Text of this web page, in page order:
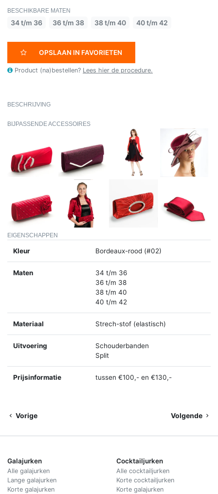
BESCHIKBARE MATEN
34 t/m 36 36 t/m 38 38 t/m 40 40 t/m 42
OPSLAAN IN FAVORIETEN
Product (na)bestellen? Lees hier de procedure.
BESCHRIJVING
BIJPASSENDE ACCESSOIRES
EIGENSCHAPPEN
Kleur Bordeaux-rood (#02)
Maten
34 t/m 36
36 t/m 38
38 t/m 40
40 t/m 42
Materiaal Strech-stof (elastisch)
Uitvoering
Schouderbanden
Split
Prijsinformatie tussen €100,- en €130,-
Vorige Volgende
Galajurken
Alle galajurken
Lange galajurken
Korte galajurken
Cocktailjurken
Alle cocktailjurken
Korte cocktailjurken
Korte galajurken